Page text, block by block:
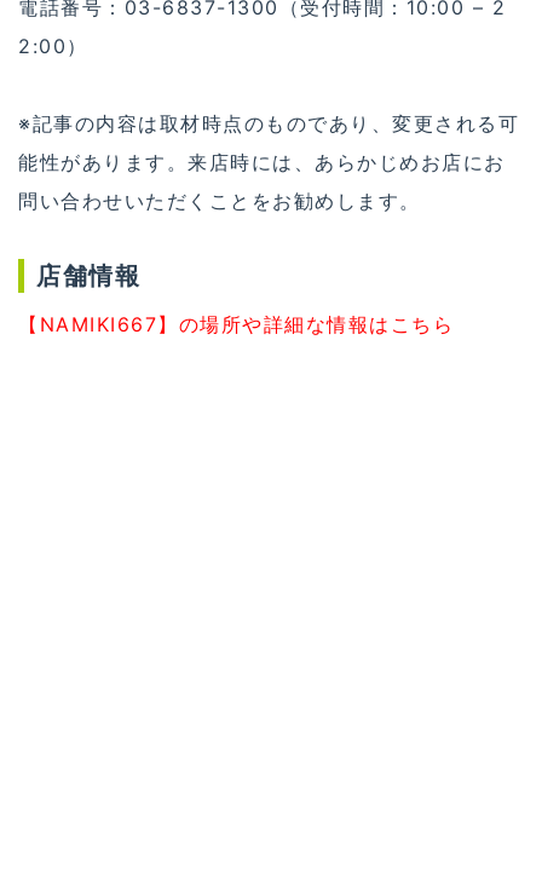
電話番号：03-6837-1300（受付時間：10:00 – 2
2:00）
※記事の内容は取材時点のものであり、変更される可
能性があります。来店時には、あらかじめお店にお
問い合わせいただくことをお勧めします。
店舗情報
【NAMIKI667】の場所や詳細な情報はこちら